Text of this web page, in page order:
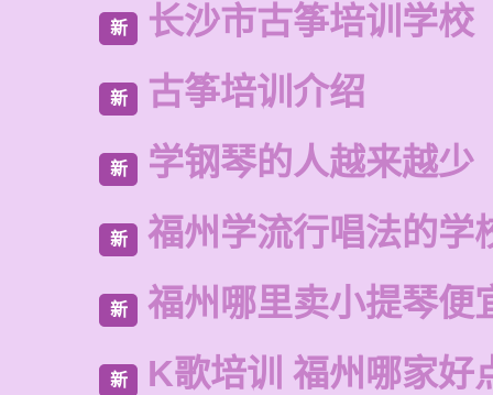
新 长沙市古筝培训学校
新 古筝培训介绍
新 学钢琴的人越来越少
新 福州学流行唱法的学
新 福州哪里卖小提琴便
新 K歌培训 福州哪家好